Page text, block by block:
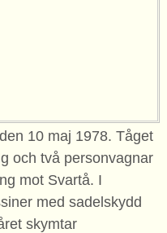
10 maj 1978. Tåget
och två personvagnar
mot Svartå. I
med sadelskydd
skymtar